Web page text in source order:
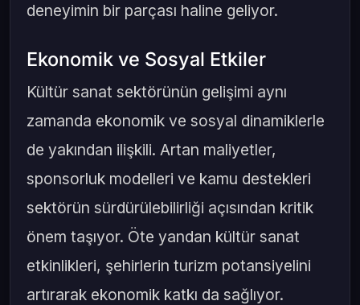
deneyimin bir parçası haline geliyor.
Ekonomik ve Sosyal Etkiler
Kültür sanat sektörünün gelişimi aynı
zamanda ekonomik ve sosyal dinamiklerle
de yakından ilişkili. Artan maliyetler,
sponsorluk modelleri ve kamu destekleri
sektörün sürdürülebilirliği açısından kritik
önem taşıyor. Öte yandan kültür sanat
etkinlikleri, şehirlerin turizm potansiyelini
artırarak ekonomik katkı da sağlıyor.